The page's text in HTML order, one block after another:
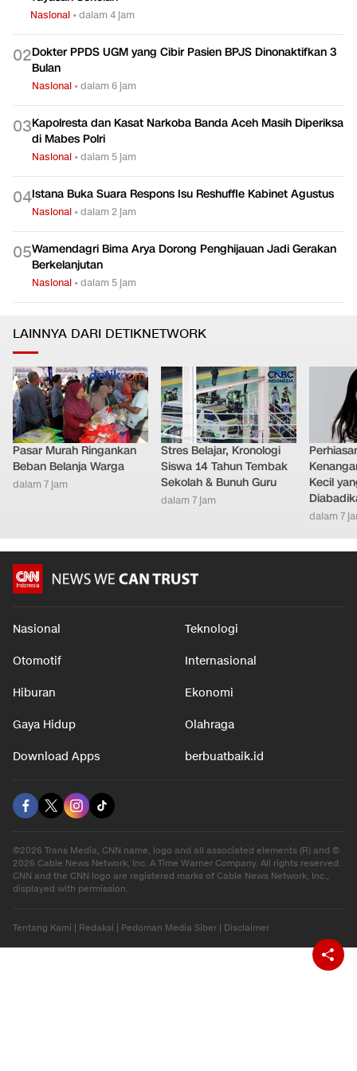
Nasional •dalam 4 jam
02Dokter PPDS UGM yang Cibir Pasien BPJS Dinonaktifkan 3
Bulan
Nasional •dalam 6 jam
03Kapolresta dan Kasat Narkoba Banda Aceh Masih Diperiksa
di Mabes Polri
Nasional •dalam 5 jam
04Istana Buka Suara Respons Isu Reshuffle Kabinet Agustus
Nasional •dalam 2 jam
05Wamendagri Bima Arya Dorong Penghijauan Jadi Gerakan
Berkelanjutan
Nasional •dalam 5 jam
LAINNYA DARI DETIKNETWORK
Pasar Murah Ringankan
Beban Belanja Warga
dalam 7 jam
Stres Belajar, Kronologi
Siswa 14 Tahun Tembak
Sekolah & Bunuh Guru
dalam 7 jam
Kecil
dalam 7
Nasional Teknologi
Otomotif Internasional
Hiburan Ekonomi
Gaya Hidup Olahraga
Download Apps berbuatbaik.id
©2026 Trans Media, CNN name, logo and all associated elements (R) and ©
2026 Cable News Network, Inc. A Time Warner Company. All rights reserved.
CNN and the CNN logo are registered marks of Cable News Network, Inc.,
displayed with permission.
Tentang Kami | Redaksi | Pedoman Media Siber | Disclaimer